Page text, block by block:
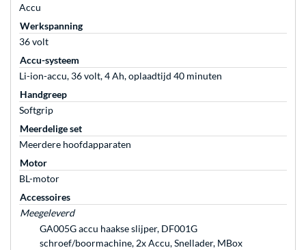
Accu
Werkspanning
36 volt
Accu-systeem
Li-ion-accu, 36 volt, 4 Ah, oplaadtijd 40 minuten
Handgreep
Softgrip
Meerdelige set
Meerdere hoofdapparaten
Motor
BL-motor
Accessoires
Meegeleverd
GA005G accu haakse slijper, DF001G
schroef/boormachine, 2x Accu, Snellader, MBox